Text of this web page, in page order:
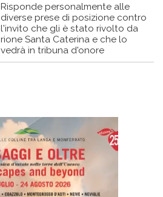
Risponde personalmente alle
diverse prese di posizione contro
l'invito che gli è stato rivolto da
rione Santa Caterina e che lo
vedrà in tribuna d'onore